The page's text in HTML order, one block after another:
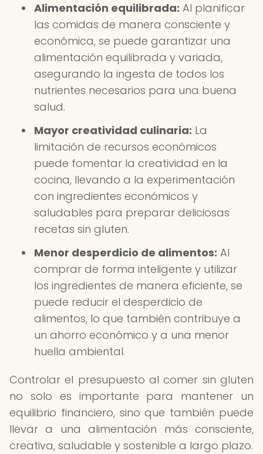
Alimentación equilibrada: Al planificar
las comidas de manera consciente y
económica, se puede garantizar una
alimentación equilibrada y variada,
asegurando la ingesta de todos los
nutrientes necesarios para una buena
salud.
Mayor creatividad culinaria: La
limitación de recursos económicos
puede fomentar la creatividad en la
cocina, llevando a la experimentación
con ingredientes económicos y
saludables para preparar deliciosas
recetas sin gluten.
Menor desperdicio de alimentos: Al
comprar de forma inteligente y utilizar
los ingredientes de manera eficiente, se
puede reducir el desperdicio de
alimentos, lo que también contribuye a
un ahorro económico y a una menor
huella ambiental.
Controlar el presupuesto al comer sin gluten
no solo es importante para mantener un
equilibrio financiero, sino que también puede
llevar a una alimentación más consciente,
creativa, saludable y sostenible a largo plazo.